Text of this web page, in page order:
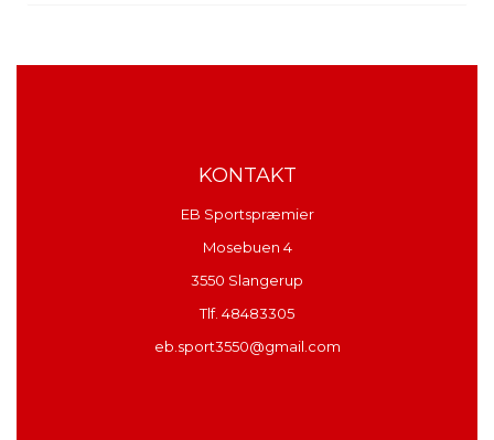
KONTAKT
EB Sportspræmier
Mosebuen 4
3550 Slangerup
Tlf. 48483305
eb.sport3550@gmail.com